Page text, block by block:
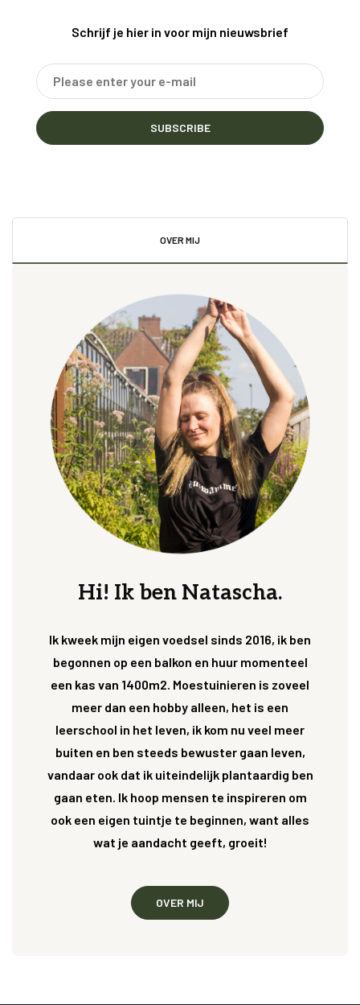
Schrijf je hier in voor mijn nieuwsbrief
SUBSCRIBE
OVER MIJ
Hi! Ik ben Natascha.
Ik kweek mijn eigen voedsel sinds 2016, ik ben
begonnen op een balkon en huur momenteel
een kas van 1400m2. Moestuinieren is zoveel
meer dan een hobby alleen, het is een
leerschool in het leven, ik kom nu veel meer
buiten en ben steeds bewuster gaan leven,
vandaar ook dat ik uiteindelijk plantaardig ben
gaan eten. Ik hoop mensen te inspireren om
ook een eigen tuintje te beginnen, want alles
wat je aandacht geeft, groeit!
OVER MIJ